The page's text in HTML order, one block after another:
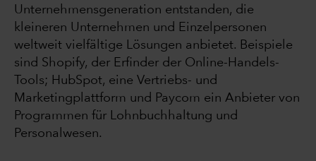
Unternehmensgeneration entstanden, die
kleineren Unternehmen und Einzelpersonen
weltweit vielfältige Lösungen anbietet. Beispiele
sind Shopify, der Erfinder der Online-Handels-
Tools; HubSpot, eine Vertriebs- und
Marketingplattform und Paycom ein Anbieter von
Programmen für Lohnbuchhaltung und
Personalwesen.